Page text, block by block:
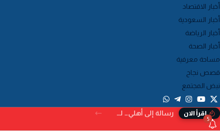
الاقتصاد
السعودية
الرياضة
الصحة
معرفية
نجاح
المجتمع
إقرأ الان رسالة إلى أهلي… لم تُكتب في الدنيا
5